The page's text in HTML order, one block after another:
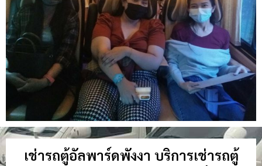
เช่ารถตู้อัลพาร์ดพังงา บริการเช่ารถตู้